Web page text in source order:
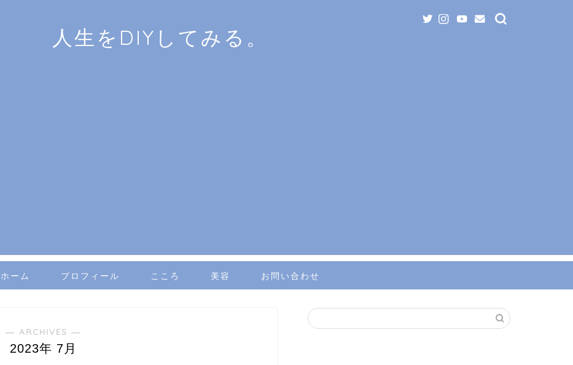
人生をDIYしてみる。
ホーム プロフィール こころ 美容 お問い合わせ
― ARCHIVES ―
2023年 7月